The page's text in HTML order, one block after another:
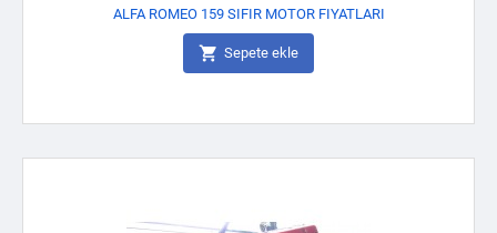
ALFA ROMEO 159 SIFIR MOTOR FIYATLARI
 Sepete ekle